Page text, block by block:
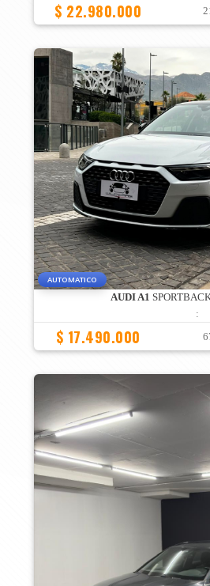
$ 22.980.000
AUTOMATICO
AUDI A1
:
$ 17.490.000